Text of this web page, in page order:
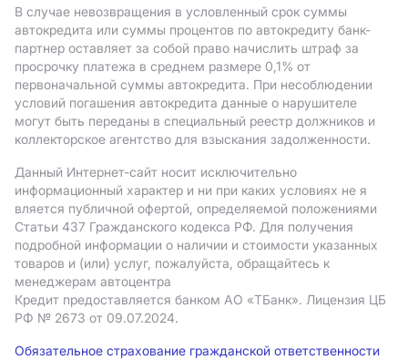
В случае невозвращения в условленный срок суммы
автокредита или суммы процентов по автокредиту банк-
партнер оставляет за собой право начислить штраф за
просрочку платежа в среднем размере 0,1% от
первоначальной суммы автокредита. При несоблюдении
условий погашения автокредита данные о нарушителе
могут быть переданы в специальный реестр должников и
коллекторское агентство для взыскания задолженности.
Данный Интернет-сайт носит исключительно
информационный характер и ни при каких условиях не я
вляется публичной офертой, определяемой положениями
Статьи 437 Гражданского кодекса РФ. Для получения
подробной информации о наличии и стоимости указанных
товаров и (или) услуг, пожалуйста, обращайтесь к
менеджерам автоцентра
Кредит предоставляется банком АO «ТБанк». Лицензия ЦБ
РФ № 2673 от 09.07.2024.
Обязательное страхование гражданской ответственности